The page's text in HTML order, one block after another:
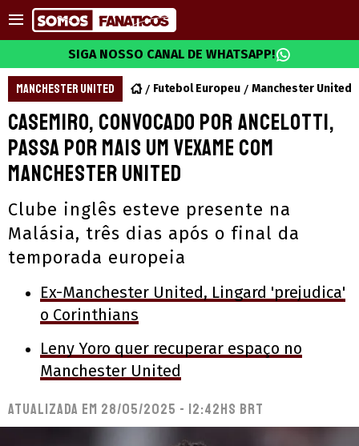
SIGA NOSSO CANAL DE WHATSAPP!
MANCHESTER UNITED Futebol Europeu Manchester United
Casemiro, convocado por Ancelotti,
passa por mais um vexame com
Manchester United
Clube inglês esteve presente na
Malásia, três dias após o final da
temporada europeia
Ex-Manchester United, Lingard 'prejudica'
o Corinthians
Leny Yoro quer recuperar espaço no
Manchester United
Atualizada em 28/05/2025 - 12:42hs BRT